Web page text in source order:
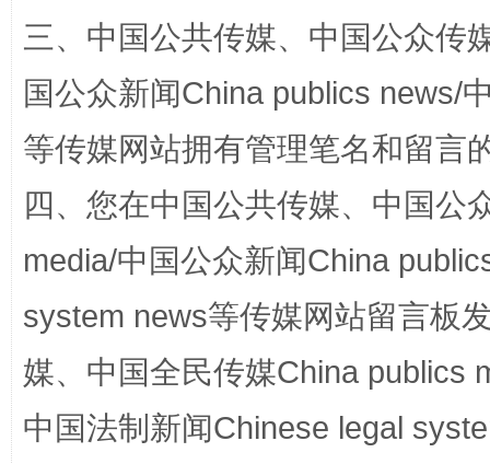
阿坝州三大球赛在茂县开幕 规模
国家大学科技园优化重塑工作
三、中国公共传媒、中国公众传
国公众新闻China publics news/
等传媒网站拥有管理笔名和留言
四、您在中国公共传媒、中国公
media/中国公众新闻China
system news等传媒网站留言板
媒、中国全民传媒China publics
中国法制新闻Chinese legal